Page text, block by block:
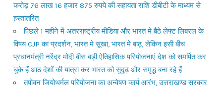
करोड़ 76 लाख 16 हजार 875 रुपये की सहायता राशि डीबीटी के माध्यम से
हस्तांतरित
पिछले 1 महीने में अंतरराष्ट्रीय मीडिया और भारत मे बैठे लेफ्ट लिबरल के
विषय CJP का प्रदर्शन, भारत मे सूखा, भारत मे बाढ़, लेकिन इसी बीच
प्रधानमंत्री नरेंद्र मोदी बीस बड़ी ऐतिहासिक परियोजनाएं देश को समर्पित कर
चुके हैं आठ देशों की यात्रा कर भारत को सुदृढ़ और समृद्ध बना रहे हैं
तपोवन जियोथर्मल परियोजना का अन्वेषण कार्य आरंभ, उत्तराखण्ड सरकार